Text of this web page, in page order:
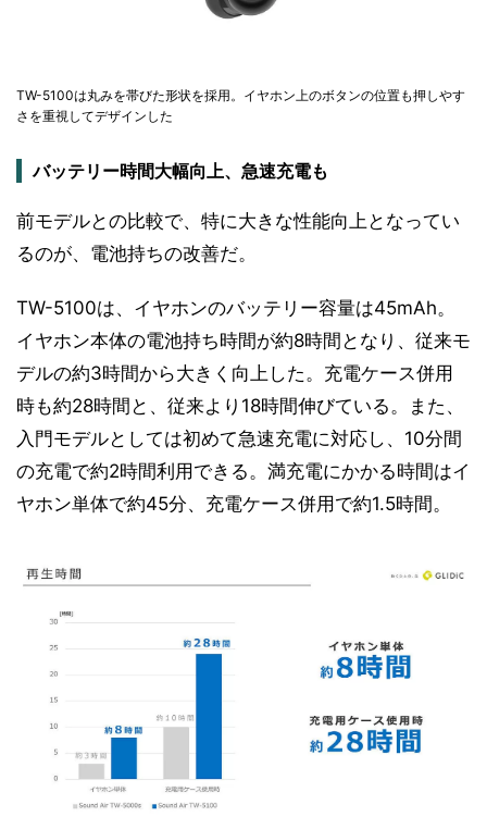
TW-5100は丸みを帯びた形状を採用。イヤホン上のボタンの位置も押しやす
さを重視してデザインした
バッテリー時間大幅向上、急速充電も
前モデルとの比較で、特に大きな性能向上となってい
るのが、電池持ちの改善だ。
TW-5100は、イヤホンのバッテリー容量は45mAh。
イヤホン本体の電池持ち時間が約8時間となり、従来モ
デルの約3時間から大きく向上した。充電ケース併用
時も約28時間と、従来より18時間伸びている。また、
入門モデルとしては初めて急速充電に対応し、10分間
の充電で約2時間利用できる。満充電にかかる時間はイ
ヤホン単体で約45分、充電ケース併用で約1.5時間。